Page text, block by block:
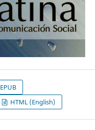
EPUB
HTML (English)